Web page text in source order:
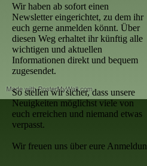
Wir haben ab sofort einen
Newsletter eingerichtet, zu dem ihr
euch gerne anmelden könnt. Über
diesen Weg erhaltet ihr künftig alle
wichtigen und aktuellen
Informationen direkt und bequem
zugesendet.
So stellen wir sicher, dass unsere
Neuigkeiten möglichst viele von
euch erreichen und niemand etwas
verpasst.
Wir freuen uns über eure